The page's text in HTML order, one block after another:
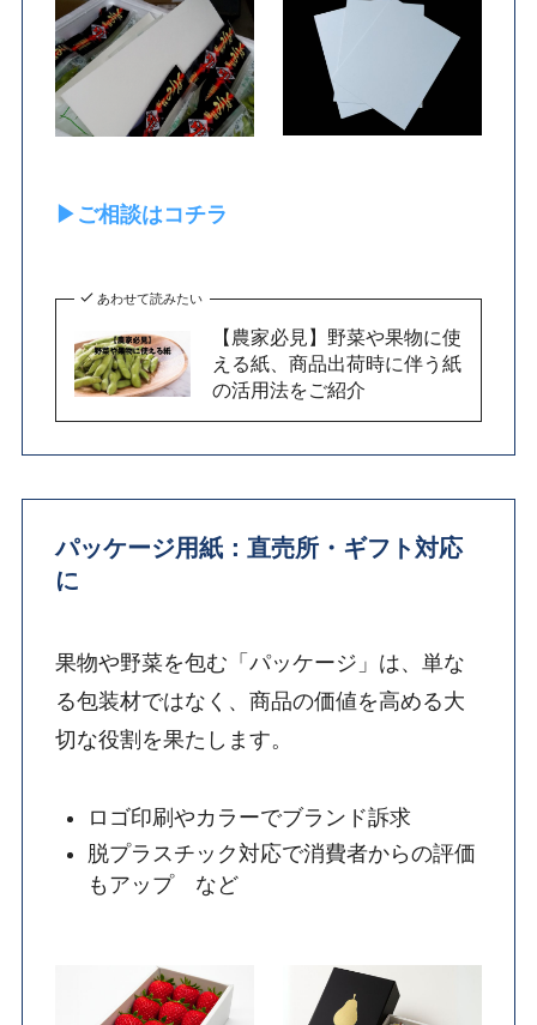
▶ご相談はコチラ
あわせて読みたい
【農家必見】野菜や果物に使
える紙、商品出荷時に伴う紙
の活用法をご紹介
パッケージ用紙：直売所・ギフト対応
に
果物や野菜を包む「パッケージ」は、単な
る包装材ではなく、商品の価値を高める大
切な役割を果たします。
ロゴ印刷やカラーでブランド訴求
脱プラスチック対応で消費者からの評価
もアップ など